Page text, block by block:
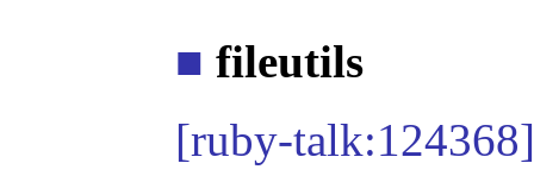
■ fileutils
[ruby-talk:124368]